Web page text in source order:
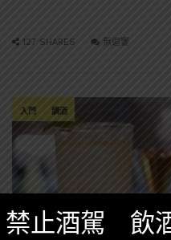
127 SHARES 無迴響
入門 調酒
禁止酒駕 飲